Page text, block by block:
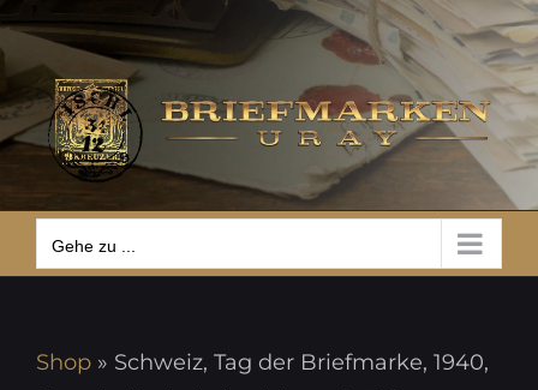
Zum
Inhalt
springen
Gehe zu ...
Gehe zu ...
Shop » Schweiz, Tag der Briefmarke, 1940,